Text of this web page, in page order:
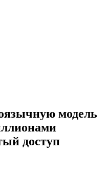
модель
доступ